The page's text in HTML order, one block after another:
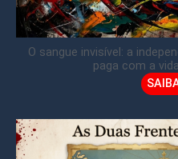
O sangue invisível: a
paga com a